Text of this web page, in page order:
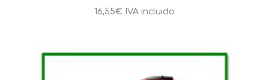
16,55€ IVA incluido